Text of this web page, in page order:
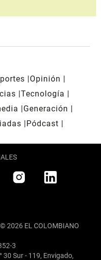
Opinión
Tecnología
Generación
Pódcast
2026 EL COLOMBIANO
3
30 Sur - 119, Envigado,